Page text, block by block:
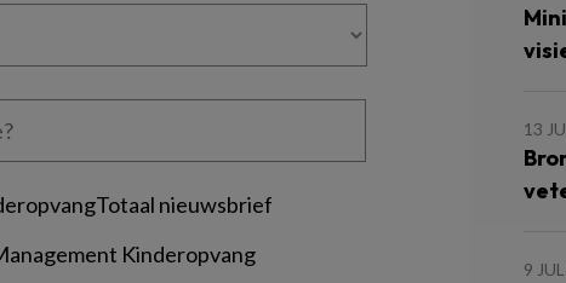
nieuwsbrief
Kinderopvang
13
9